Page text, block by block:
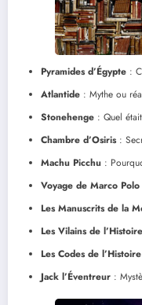
Pyramides d’Égypte :
Atlantide : Mythe ou
Stonehenge : Quel
Chambre d’Osiris:
Machu Picchu :
Voyage de Marco Polo
Les Manuscrits de la
Les Vilains de l’Histoire
Les Codes de l’Histoire
Jack l’Éventreur :